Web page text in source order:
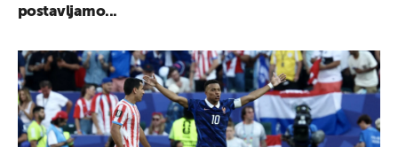
postavljamo...